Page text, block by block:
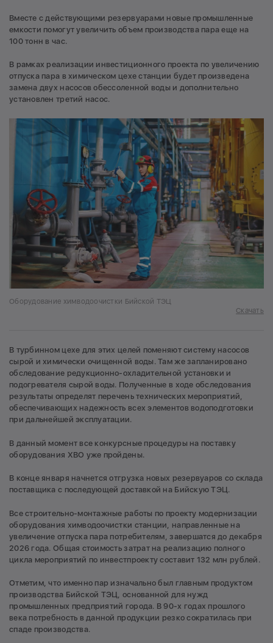
Вместе с действующими резервуарами новые промышленные
емкости помогут увеличить объем производства пара еще на
100 тонн в час.
В рамках реализации инвестиционного проекта по увеличению
отпуска пара в химическом цехе станции будет произведена
замена двух насосов обессоленной воды и дополнительно
установлен третий насос.
Оборудование химводоочистки Бийской ТЭЦ
Скачать
В турбинном цехе для этих целей поменяют систему насосов
сырой и химически очищенной воды. Там же запланировано
обследование редукционно-охладительной установки и
подогревателя сырой воды. Полученные в ходе обследования
результаты определят перечень технических мероприятий,
обеспечивающих надежность всех элементов водоподготовки
при дальнейшей эксплуатации.
В данный момент все конкурсные процедуры на поставку
оборудования ХВО уже пройдены.
В конце января начнется отгрузка новых резервуаров со склада
поставщика с последующей доставкой на Бийскую ТЭЦ.
Все строительно-монтажные работы по проекту модернизации
оборудования химводоочистки станции, направленные на
увеличение отпуска пара потребителям, завершатся до декабря
2026 года. Общая стоимость затрат на реализацию полного
цикла мероприятий по инвестпроекту составит 132 млн рублей.
Отметим, что именно пар изначально был главным продуктом
производства Бийской ТЭЦ, основанной для нужд
промышленных предприятий города. В 90-х годах прошлого
века потребность в данной продукции резко сократилась при
спаде производства.